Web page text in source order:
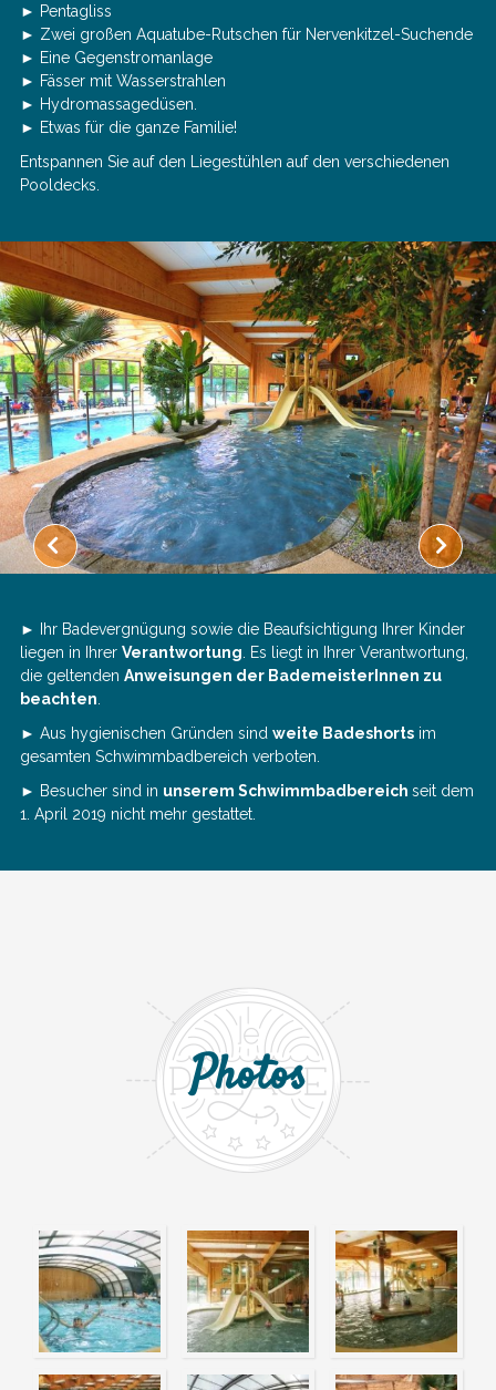
► Pentagliss
► Zwei großen Aquatube-Rutschen für Nervenkitzel-Suchende
► Eine Gegenstromanlage
► Fässer mit Wasserstrahlen
► Hydromassagedüsen.
► Etwas für die ganze Familie!
Entspannen Sie auf den Liegestühlen auf den verschiedenen
Pooldecks.
► Ihr Badevergnügung sowie die Beaufsichtigung Ihrer Kinder
liegen in IhrerVerantwortung . Es liegt in Ihrer Verantwortung,
die geltendenAnweisungen der BademeisterInnen zu
beachten
► Aus hygienischen Gründen sindweite Badeshorts im
gesamten Schwimmbadbereich verboten.
► Besucher sind in unserem Schwimmbadbereichseit dem
1. April 2019 nicht mehr gestattet.
Photos